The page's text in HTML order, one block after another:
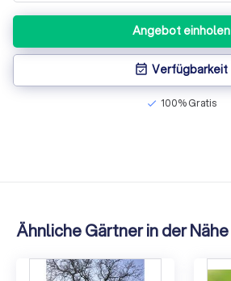
Angebot einholen
event_available Verfügbarkeit
check 100% Gratis
Ähnliche Gärtner in der Nähe